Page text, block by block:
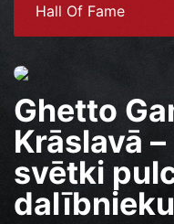
Hall Of Fame
Ghetto
Krāslavā
svētki